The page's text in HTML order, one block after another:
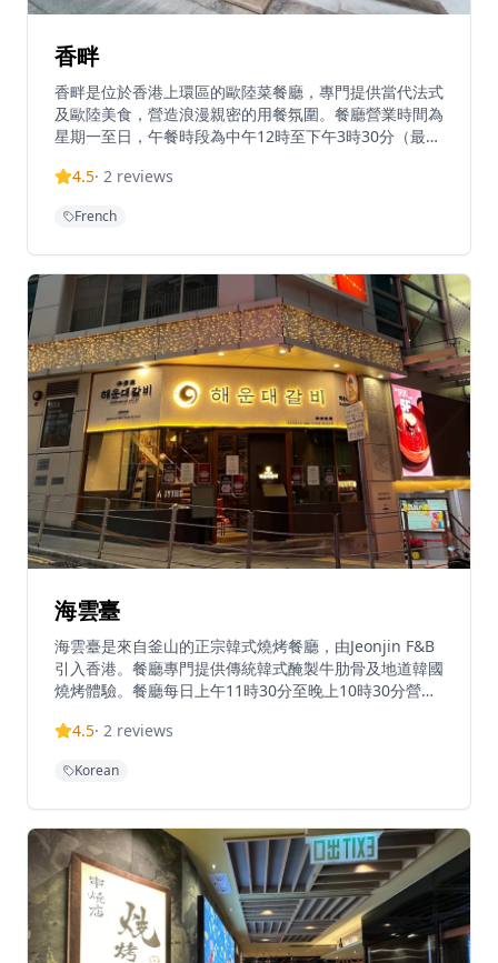
香畔
香畔是位於香港上環區的歐陸菜餐廳，專門提供當代法式
及歐陸美食，營造浪漫親密的用餐氛圍。餐廳營業時間為
星期一至日，午餐時段為中午12時至下午3時30分（最後
時30分（最後點餐時間晚上9時30分）。餐廳提供晚餐套
品，不需另加服務費，性價比極高。香畔以精緻的新派法
食客喜愛。
4.5· 2 reviews
French
海雲臺
海雲臺是來自釜山的正宗韓式燒烤餐廳，由Jeonjin F&B
引入香港。餐廳專門提供傳統韓式醃製牛肋骨及地道韓國
燒烤體驗。餐廳每日上午11時30分至晚上10時30分營
用。菜單以優質韓式燒烤為主，午餐價格約為港幣200-
帶，海雲臺將釜山著名的燒烤文化帶到香港。
4.5· 2 reviews
Korean